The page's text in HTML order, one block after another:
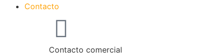
Contacto
Contacto comercial